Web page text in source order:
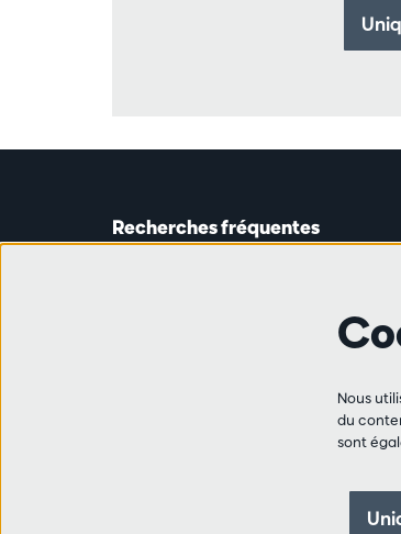
Recherches fréquentes
Travailler à l'Antwerp Symphony
Nous
du
sont